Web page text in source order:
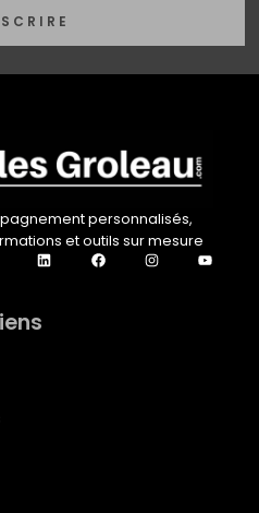
personnalisés,
et outils sur mesure